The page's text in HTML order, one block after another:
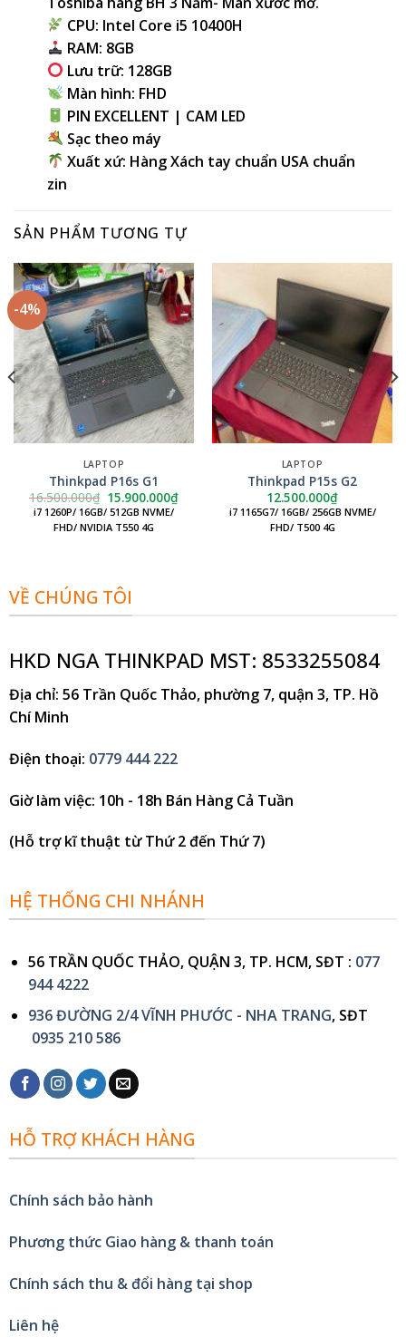
CPU: Intel Core i5 10400H
RAM: 8GB
Lưu trữ: 128GB
Màn hình: FHD
PIN EXCELLENT | CAM LED
Sạc theo máy
Xuất xứ: Hàng Xách tay chuẩn USA chuẩn
zin
SẢN PHẨM TƯƠNG TỰ
-4%
LAPTOP
Thinkpad P16s G1
16.500.000₫ Giá
gốc
là:
16.500.000₫.
15.900.000₫Giá
i7 1260P/ 16GB/ 512GB NVME/
FHD/ NVIDIA T550 4G
LAPTOP
Thinkpad P15s G2
12.500.000₫
i7 1165G7/ 16GB/ 256GB NVME/
FHD/ T500 4G
VỀ CHÚNG TÔI
HKD NGA THINKPAD MST: 8533255084
Địa chỉ: 56 Trần Quốc Thảo, phường 7, quận 3, TP. Hồ
Chí Minh
Điện thoại: 0779 444 222
Giờ làm việc: 10h - 18h Bán Hàng Cả Tuần
(Hỗ trợ kĩ thuật từ Thứ 2 đến Thứ 7)
HỆ THỐNG CHI NHÁNH
56 TRẦN QUỐC THẢO, QUẬN 3, TP. HCM, SĐT : 077
944 4222
936 ĐƯỜNG 2/4 VĨNH PHƯỚC - NHA TRANG, SĐT
0935 210 586
HỖ TRỢ KHÁCH HÀNG
Chính sách bảo hành
Phương thức Giao hàng & thanh toán
Chính sách thu & đổi hàng tại shop
Liên hệ